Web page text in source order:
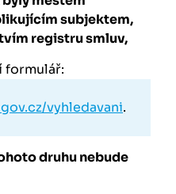
subjektem,
registru smluv,
formulář:
vyhledavani.
druhu nebude